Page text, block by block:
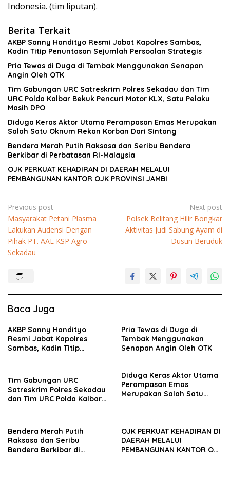
Indonesia. (tim liputan).
Berita Terkait
AKBP Sanny Handityo Resmi Jabat Kapolres Sambas,
Kadin Titip Penuntasan Sejumlah Persoalan Strategis
Pria Tewas di Duga di Tembak Menggunakan Senapan
Angin Oleh OTK
Tim Gabungan URC Satreskrim Polres Sekadau dan Tim
URC Polda Kalbar Bekuk Pencuri Motor KLX, Satu Pelaku
Masih DPO
Diduga Keras Aktor Utama Perampasan Emas Merupakan
Salah Satu Oknum Rekan Korban Dari Sintang
Bendera Merah Putih Raksasa dan Seribu Bendera
Berkibar di Perbatasan RI-Malaysia
OJK PERKUAT KEHADIRAN DI DAERAH MELALUI
PEMBANGUNAN KANTOR OJK PROVINSI JAMBI
Navigasi
pos
Previous post
Masyarakat Petani Plasma
Lakukan Audensi Dengan
Pihak PT. AAL KSP Agro
Sekadau
Next post
Polsek Belitang Hilir Bongkar
Aktivitas Judi Sabung Ayam di
Dusun Beruduk
Baca Juga
AKBP Sanny Handityo
Resmi Jabat Kapolres
Sambas, Kadin Titip
Pria Tewas di Duga di
Tembak Menggunakan
Senapan Angin Oleh OTK
Tim Gabungan URC
Satreskrim Polres Sekadau
dan Tim URC Polda Kalbar
Diduga Keras Aktor Utama
Perampasan Emas
Merupakan Salah Satu
Bendera Merah Putih
Raksasa dan Seribu
Bendera Berkibar di
OJK PERKUAT KEHADIRAN DI
DAERAH MELALUI
PEMBANGUNAN KANTOR OJK